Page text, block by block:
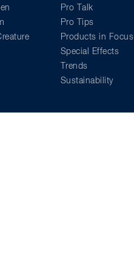
Pro Talk
Pro Tips
Products in Focus
Special Effects
Trends
Sustainability